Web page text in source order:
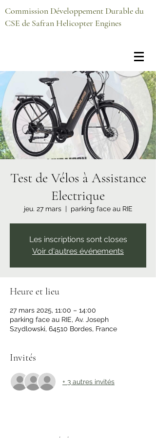
Commission Développement Durable du
CSE de Safran Helicopter Engines
Test de Vélos à Assistance
Electrique
jeu. 27 mars
  |
parking face au RIE
Les inscriptions sont closes
Voir d'autres événements
Heure et lieu
27 mars 2025, 11:00 – 14:00
parking face au RIE, Av. Joseph
Szydlowski, 64510 Bordes, France
Invités
+ 3 autres invités